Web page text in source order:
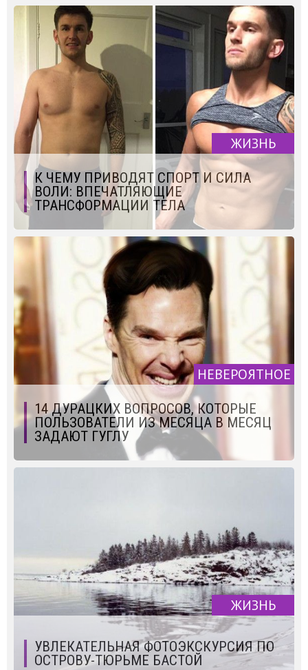
ЖИЗНЬ
К ЧЕМУ ПРИВОДЯТ СПОРТ И СИЛА
ВОЛИ: ВПЕЧАТЛЯЮЩИЕ
ТРАНСФОРМАЦИИ ТЕЛА
НЕВЕРОЯТНОЕ
14 ДУРАЦКИХ ВОПРОСОВ, КОТОРЫЕ
ПОЛЬЗОВАТЕЛИ ИЗ МЕСЯЦА В МЕСЯЦ
ЗАДАЮТ ГУГЛУ
ЖИЗНЬ
УВЛЕКАТЕЛЬНАЯ ФОТОЭКСКУРСИЯ ПО
ОСТРОВУ-ТЮРЬМЕ БАСТОЙ